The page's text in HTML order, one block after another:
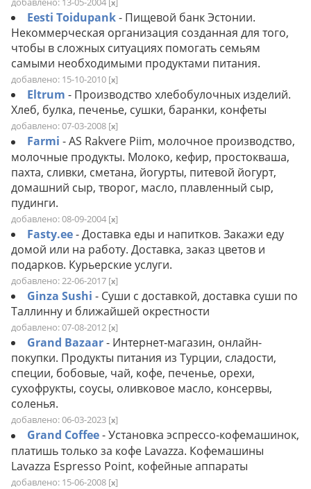
x
Eesti Toidupank- Пищевой банк Эстонии.
Некоммерческая организация созданная для того,
чтобы в сложных ситуациях помогать семьям
самыми необходимыми продуктами питания.
добавлено: 15-10-2010 [x]
Eltrum - Производство хлебобулочных изделий.
Хлеб, булка, печенье, сушки, баранки, конфеты
добавлено: 07-03-2008 [x]
Farmi - AS Rakvere Piim, молочное производство,
молочные продукты. Молоко, кефир, простокваша,
пахта, сливки, сметана, йогурты, питевой йогурт,
домашний сыр, творог, масло, плавленный сыр,
пудинги.
добавлено: 08-09-2004 [x]
Fasty.ee- Доставка еды и напитков. Закажи еду
домой или на работу. Доставка, заказ цветов и
подарков. Курьерские услуги.
добавлено: 22-06-2017 [x]
Ginza Sushi - Суши с доставкой, доставка суши по
Таллинну и ближайшей окрестности
добавлено: 07-08-2012 [x]
Grand Bazaar- Интернет-магазин, онлайн-
покупки. Продукты питания из Турции, сладости,
специи, бобовые, чай, кофе, печенье, орехи,
сухофрукты, соусы, оливковое масло, консервы,
соленья.
добавлено: 06-03-2023 [x]
Grand Coffee- Установка эспрессо-кофемашинок,
платишь только за кофе Lavazza. Кофемашины
Lavazza Espresso Point, кофейные аппараты
добавлено: 15-06-2008 [x]